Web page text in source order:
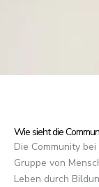
Wie sieht die
Die Community
Gruppe von
Leben durch